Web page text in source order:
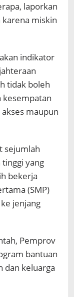
laporkan
karena miskin
indikator
tidak boleh
kesempatan
maupun
sejumlah
yang
bekerja
(SMP)
jenjang
Pemprov
bantuan
dan keluarga